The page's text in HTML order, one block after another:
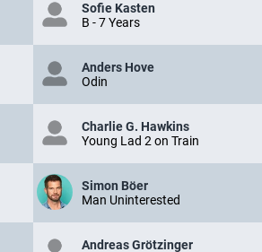
Sofie Kasten
B - 7 Years
Anders Hove
Odin
Charlie G. Hawkins
Young Lad 2 on Train
Simon Böer
Man Uninterested
Andreas Grötzinger